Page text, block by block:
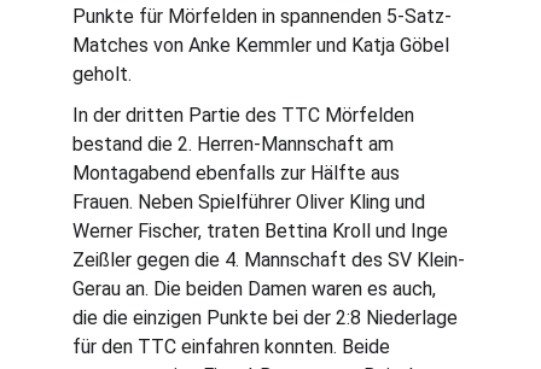
Punkte für Mörfelden in spannenden 5-Satz-
Matches von Anke Kemmler und Katja Göbel
geholt.
In der dritten Partie des TTC Mörfelden
bestand die 2. Herren-Mannschaft am
Montagabend ebenfalls zur Hälfte aus
Frauen. Neben Spielführer Oliver Kling und
Werner Fischer, traten Bettina Kroll und Inge
Zeißler gegen die 4. Mannschaft des SV Klein-
Gerau an. Die beiden Damen waren es auch,
die die einzigen Punkte bei der 2:8 Niederlage
für den TTC einfahren konnten. Beide